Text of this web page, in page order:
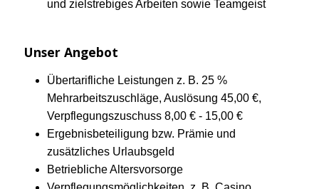
und zielstrebiges Arbeiten sowie Teamgeist
Unser Angebot
Übertarifliche Leistungen z. B. 25 %
Mehrarbeitszuschläge, Auslösung 45,00 €,
Verpflegungszuschuss 8,00 € - 15,00 €
Ergebnisbeteiligung bzw. Prämie und
zusätzliches Urlaubsgeld
Betriebliche Altersvorsorge